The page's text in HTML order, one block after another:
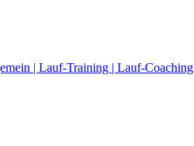
| Lauf-Training | Lauf-Coaching